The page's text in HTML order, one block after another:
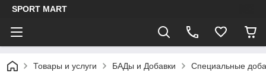
SPORT MART
Товары и услуги БАДы и Добавки Специальные